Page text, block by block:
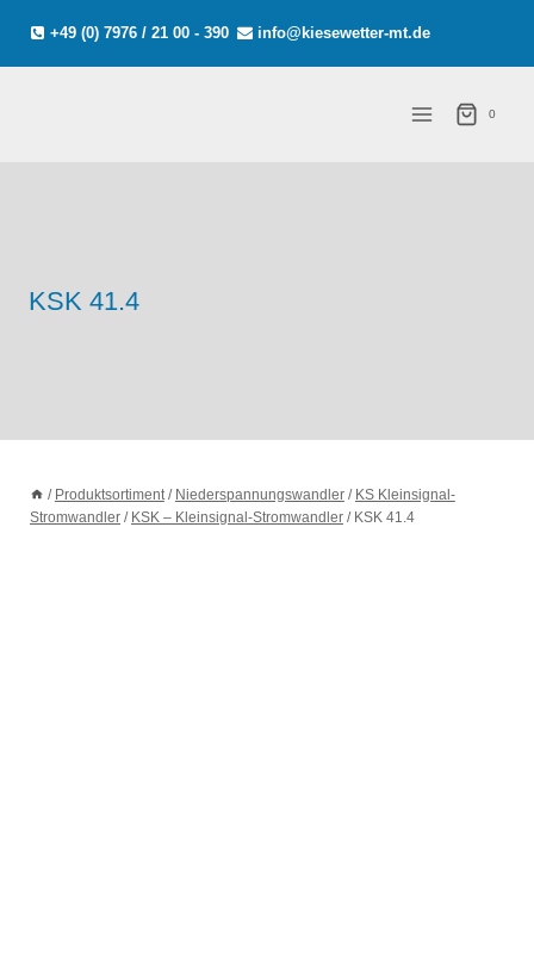
Inhalt
springen
+49 (0) 7976 / 21 00 - 390 info@kiesewetter-mt.de
0
KSK 41.4
/ Produktsortiment / Niederspannungswandler / KS Kleinsignal-
Stromwandler / KSK – Kleinsignal-Stromwandler / KSK 41.4